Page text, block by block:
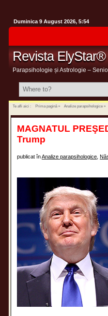
Duminica 9 August 2026, 5:54
Revista
Parapsihologie și Astrologie –
Te afli aici : Prima pagină» Analize parapsihologice»
MAGNATUL
Trump
publicat înAnalize parapsihologice ,